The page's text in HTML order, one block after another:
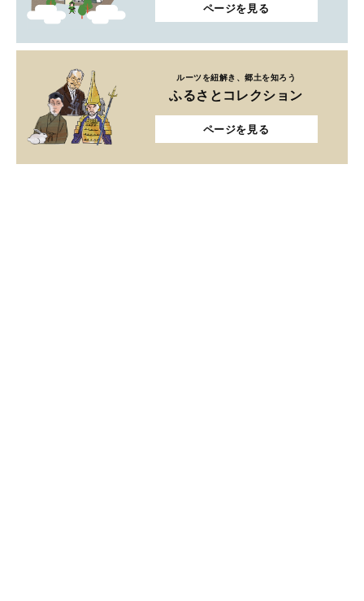
ページを見る
ルーツを紐解き、郷土を知ろう
ふるさとコレクション
ページを見る